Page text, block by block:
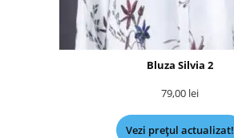
Bluza Silvia 2
79,00 lei
Vezi prețul actualizat!